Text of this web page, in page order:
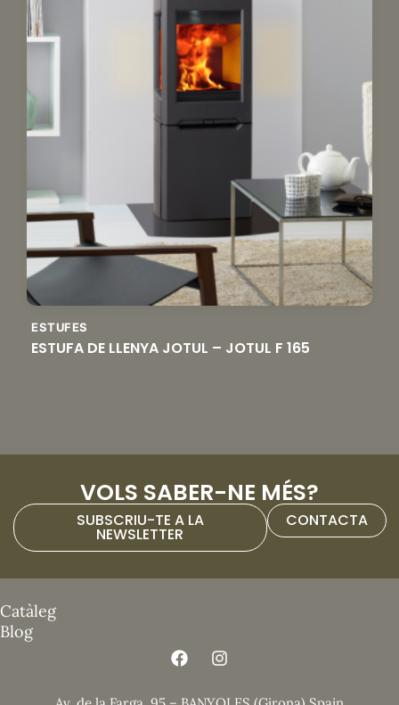
ESTUFES
ESTUFA DE LLENYA JOTUL – JOTUL F 165
VOLS SABER-NE MÉS?
SUBSCRIU-TE A LA
NEWSLETTER
CONTACTA
Catàleg
Blog